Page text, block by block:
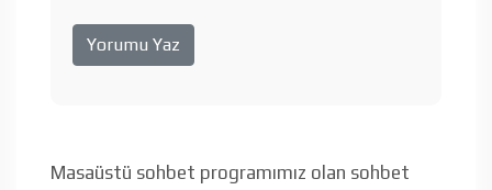
Masaüstü sohbet programımız olan sohbet